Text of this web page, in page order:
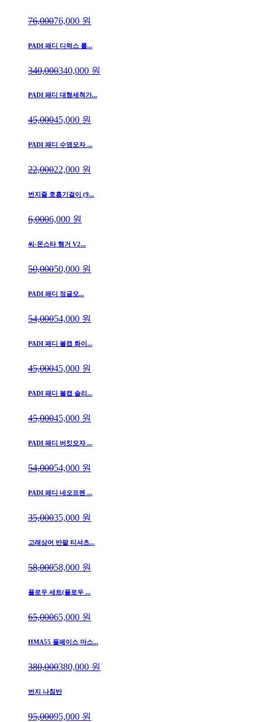
76,00076,000 원
PADI 패디 디럭스 롤...
340,000340,000 원
PADI 패디 대형세척가...
45,00045,000 원
PADI 패디 수영모자 ...
22,00022,000 원
번지줄 호흡기걸이 (9...
6,0006,000 원
씨-몬스타 행거 V2...
50,00050,000 원
PADI 패디 정글모...
54,00054,000 원
PADI 패디 볼캡 화이...
45,00045,000 원
PADI 패디 볼캡 솔리...
45,00045,000 원
PADI 패디 버킷모자 ...
54,00054,000 원
PADI 패디 네오프렌 ...
35,00035,000 원
고래상어 반팔 티셔츠...
58,00058,000 원
플로우 세트(플로우 ...
65,00065,000 원
HMA55 풀페이스 마스...
380,000380,000 원
번지 나침반
95,00095,000 원